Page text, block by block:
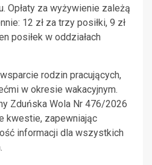
Opłaty za wyżywienie zależą
12 zł za trzy posiłki, 9 zł
posiłek w oddziałach
rodzin pracujących,
w okresie wakacyjnym.
Zduńska Wola Nr 476/2026
kwestie, zapewniając
informacji dla wszystkich